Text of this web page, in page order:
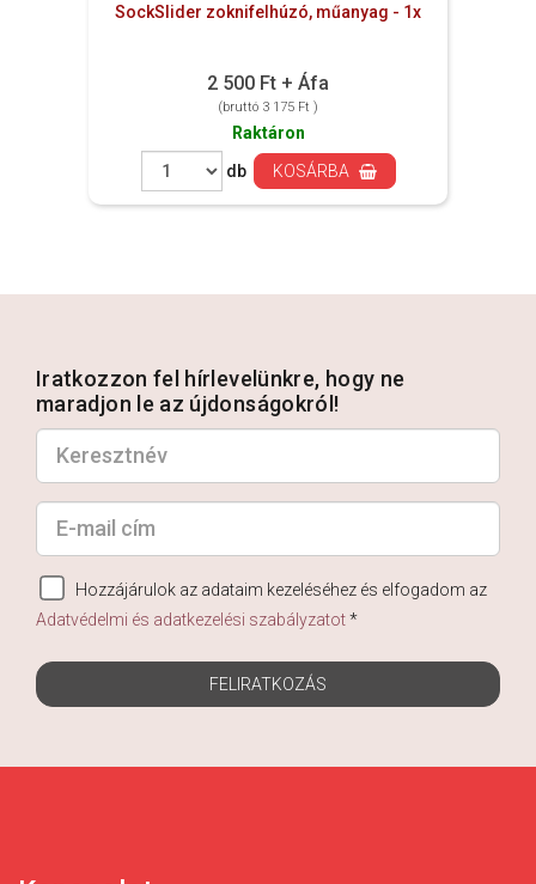
SockSlider zoknifelhúzó, műanyag - 1x
2 500 Ft + Áfa
(bruttó 3 175 Ft )
Raktáron
db
KOSÁRBA
Iratkozzon fel hírlevelünkre, hogy ne
maradjon le az újdonságokról!
Hozzájárulok az adataim kezeléséhez és elfogadom az
Adatvédelmi és adatkezelési szabályzatot*
FELIRATKOZÁS